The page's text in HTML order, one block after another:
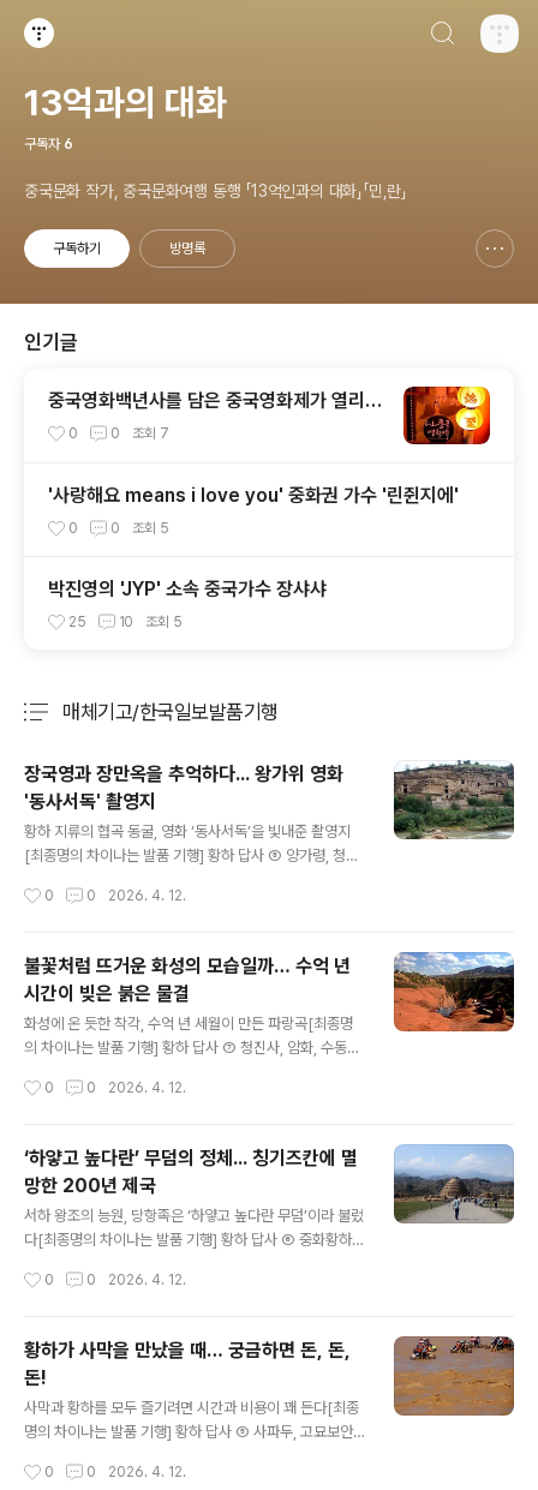
13억과의 대화
구독자 6
중국문화 작가, 중국문화여행 동행 「13억인과의 대화」「민,란」
구독하기 방명록
인기글
중국영화백년사를 담은 중국영화제가 열리는
용산CGV
0 0 조회 7
'사랑해요 means i love you' 중화권 가수 '린쥔지에'
0 0 조회 5
박진영의 'JYP' 소속 중국가수 장샤샤
25 10 조회 5
매체기고/한국일보발품기행
장국영과 장만옥을 추억하다... 왕가위 영화
'동사서독' 촬영지
황하 지류의 협곡 동굴, 영화 ‘동사서독’을 빛내준 촬영지
[최종명의 차이나는 발품 기행] 황하 답사 ⑧ 양가령, 청량
소비에트를 떠난다. 367일 동안 국민당 군대의 추격을 뿌
다. 중국공산당 홍군 장정(長征)이다. 14개 성을 지나며 산
넘고 강 건넌다. 설산 넘고 쑥대밭 지난다. 수십 차례 전투
가 벌어진다. 희생은 상상만으로도 비극이다. 옌안에서 13
년을 머물렀다. 공산당 중앙의 주거지였던 양가령(楊家
嶺)으로 간다. {계속} https://www.hankookilbo.com/
0 0 2026. 4. 12.
불꽃처럼 뜨거운 화성의 모습일까… 수억 년
시간이 빚은 붉은 물결
화성에 온 듯한 착각, 수억 년 세월이 만든 파랑곡[최종명
의 차이나는 발품 기행] 황하 답사 ⑦ 청진사, 암화, 수동구,
凰城)이라 했다. 동쪽 황하 강변에 머리를 두고 서쪽 하란
문과 생태가 혼합된 기서(奇書)인 산해경에 봉황이 등장한
다. 수컷(雄)과 암컷(雌)인 봉과 황, 두 마리 새는 닭을 닮았
다. 몸은 아름다운 노을 같고 날개는 상서로운 빛을 발산한
다. 하늘이 내린 땅에 후이족이 이주해 산다. 2022년 기준
290만 명 중 23%인 67만 명이다. {계속}https://www.
0 0 2026. 4. 12.
‘하얗고 높다란’ 무덤의 정체... 칭기즈칸에 멸
망한 200년 제국
서하 왕조의 능원, 당항족은 ‘하얗고 높다란 무덤’이라 불렀
다[최종명의 차이나는 발품 기행] 황하 답사 ⑥ 중화황하
로 당나라 현종이 황궁을 버린다. 피난을 떠나자마자 양귀
제거하고 태자 옹립으로 위기를 극복하려는 친위 쿠데타
다. 현종은 황제의 지위를 넘기고 서남부 청두로 도피한다.
태자는 서북 방면 영주(靈州)로 군대를 이끌고 이동한 후
즉위한다. 11세기에 이르러 당항족(党項族)이 건국한 서
하의 영토가 된다. 지금의 우중(吳忠)이다. 황하가 휘감고
당시 거창한 건축물인 중화황하단(中華黃河壇)을 세웠
0 0 2026. 4. 12.
황하가 사막을 만났을 때… 궁금하면 돈, 돈,
돈!
사막과 황하를 모두 즐기려면 시간과 비용이 꽤 든다[최종
명의 차이나는 발품 기행] 황하 답사 ⑤ 사파두, 고묘보안
수민족인 후이족(回族) 자치구다. 북방 유목 지역과 중원
0 0 2026. 4. 12.